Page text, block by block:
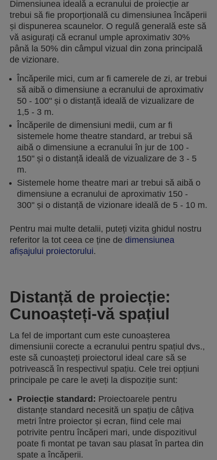
Dimensiunea ideală a ecranului de proiecție ar
trebui să fie proporțională cu dimensiunea încăperii
și dispunerea scaunelor. O regulă generală este să
vă asigurați că ecranul umple aproximativ 30%
până la 50% din câmpul vizual din zona principală
de vizionare.
Încăperile mici, cum ar fi camerele de zi, ar trebui
să aibă o dimensiune a ecranului de aproximativ
50 - 100" și o distanță ideală de vizualizare de
1,5 - 3 m.
Încăperile de dimensiuni medii, cum ar fi
sistemele home theatre standard, ar trebui să
aibă o dimensiune a ecranului în jur de 100 -
150" și o distanță ideală de vizualizare de 3 - 5
m.
Sistemele home theatre mari ar trebui să aibă o
dimensiune a ecranului de aproximativ 150 -
300" și o distanță de vizionare ideală de 5 - 10 m.
Pentru mai multe detalii, puteți vizita ghidul nostru
referitor la tot ceea ce ține de dimensiunea
afișajului proiectorului.
Distanță de proiecție:
Cunoașteți-vă spațiul
La fel de important cum este cunoașterea
dimensiunii corecte a ecranului pentru spațiul dvs.,
este să cunoașteți proiectorul ideal care să se
potrivească în respectivul spațiu. Cele trei opțiuni
principale pe care le aveți la dispoziție sunt:
Proiecție standard: Proiectoarele pentru
distanțe standard necesită un spațiu de câțiva
metri între proiector și ecran, fiind cele mai
potrivite pentru încăperi mari, unde dispozitivul
poate fi montat pe tavan sau plasat în partea din
spate a încăperii.